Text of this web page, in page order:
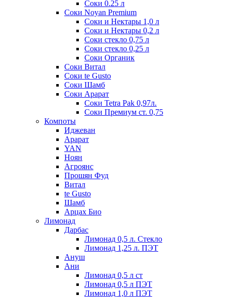
Соки 0.25 л
Соки Noyan Premium
Соки и Нектары 1,0 л
Соки и Нектары 0,2 л
Соки стекло 0,75 л
Соки стекло 0,25 л
Соки Органик
Соки Витал
Соки te Gusto
Соки Шамб
Соки Арарат
Соки Tetra Pak 0,97л.
Соки Премиум ст. 0,75
Компоты
Иджеван
Арарат
YAN
Ноян
Агроянс
Прошян Фуд
Витал
te Gusto
Шамб
Арцах Био
Лимонад
Дарбас
Лимонад 0,5 л. Стекло
Лимонад 1,25 л. ПЭТ
Ануш
Ани
Лимонад 0,5 л ст
Лимонад 0,5 л ПЭТ
Лимонад 1,0 л ПЭТ